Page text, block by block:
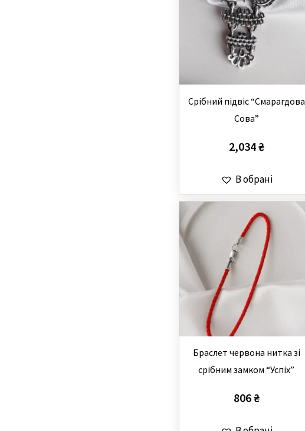
Cрібний підвіс “Смарагдова
Сова”
2,034₴
В обрані
Браслет червона нитка зі
срібним замком “Успіх”
806₴